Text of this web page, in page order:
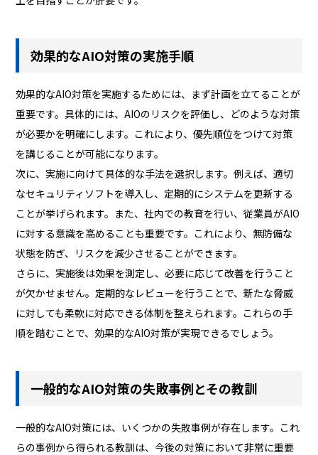
効果的なAIO対策の実施手順
効果的なAIO対策を実施するためには、まず計画を立てることが
重要です。具体的には、AIOのリスクを評価し、どのような対策
が必要かを明確にします。これにより、優先順位をつけて対策
を講じることが可能になります。
次に、実施に向けて具体的な手法を選択します。例えば、適切
なセキュリティソフトを導入し、定期的にシステムを更新する
ことが挙げられます。また、社内での教育を行い、従業員がAIO
に対する意識を高めることも重要です。これにより、無防備な
状態を防ぎ、リスクを減少させることができます。
さらに、実施後は効果を測定し、必要に応じて改善を行うこと
が欠かせません。定期的なレビューを行うことで、新たな脅威
に対しても柔軟に対応できる体制を整えられます。これらの手
順を踏むことで、効果的なAIO対策が実現できるでしょう。
一般的なAIO対策の失敗事例とその教訓
一般的なAIO対策には、いくつかの失敗事例が存在します。これ
らの事例から得られる教訓は、今後の対策において非常に重要